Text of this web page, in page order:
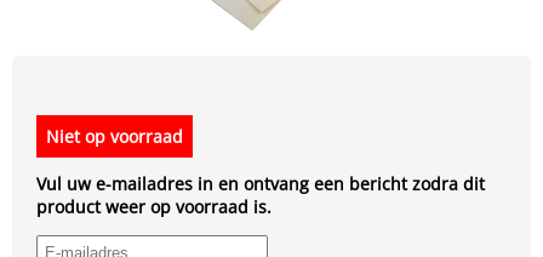
Niet op voorraad
Vul uw e-mailadres in en ontvang een bericht zodra dit
product weer op voorraad is.